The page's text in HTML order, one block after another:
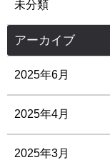
未分類
アーカイブ
2025年6月
2025年4月
2025年3月